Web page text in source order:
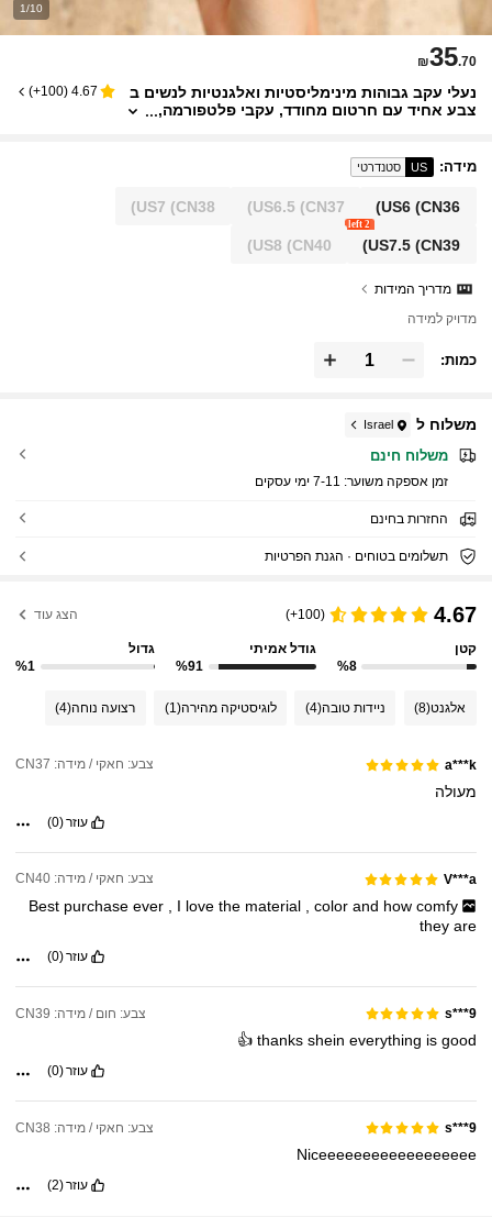
1/10
₪35.70
נעלי עקב גבוהות מינימליסטיות ואלגנטיות לנשים ב
צבע אחיד עם חרטום מחודד, עקבי פלטפורמה,
4.67
(
100+
)
מידה:
US סטנדרטי
US6 (CN36)
US6.5 (CN37)
US7 (CN38)
US7.5 (CN39)
2 left
US8 (CN40)
מדריך המידות
מדויק למידה
כמות:
משלוח ל Israel
משלוח חינם
זמן אספקה ​​משוער: 7-11 ימי עסקים
החזרות בחינם
תשלומים בטוחים · הגנת הפרטיות
4.67
(100+) הצג עוד
קטן
%8
גודל אמיתי
%91
גדול
%1
אלגנט(8) ניידות טובה(4) לוגיסטיקה מהירה(1) רצועה נוחה(4)
a***k צבע: חאקי / מידה: CN37
מעולה
עוזר(0)
V***a צבע: חאקי / מידה: CN40
Best purchaseever I lovethe material ,colorand howcomfy
they are
עוזר(0)
s***9 צבע: חום / מידה: CN39
thanks shein everything is good
👍
עוזר(0)
s***9 צבע: חאקי / מידה: CN38
Niceeeeeeeeeeeeeeeeee
עוזר(2)